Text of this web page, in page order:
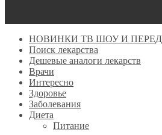
НОВИНКИ ТВ ШОУ И
Поиск лекарства
Дешевые аналоги лекарств
Врачи
Интересно
Здоровье
Заболевания
Диета
Питание